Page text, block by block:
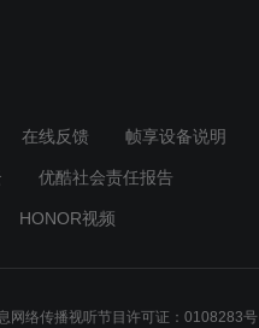
在线反馈 帧享设备说明
优酷社会责任报告
HONOR视频
网络传播视听节目许可证：0108283号